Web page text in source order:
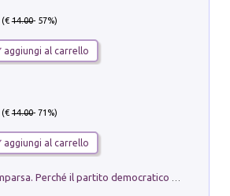
(€14.00- 57%)
aggiungi al carrello
(€14.00- 71%)
aggiungi al carrello